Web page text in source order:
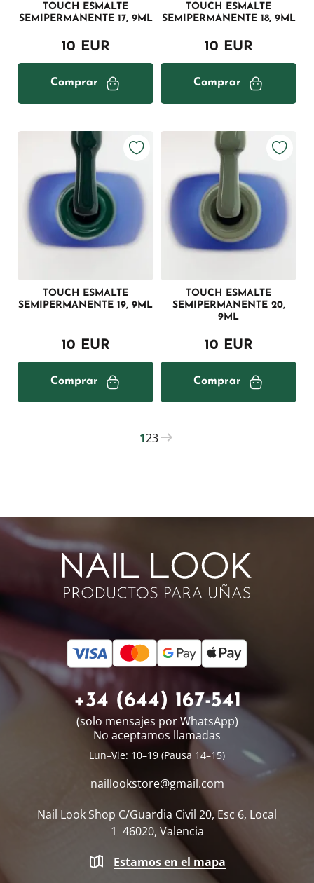
TOUCH ESMALTE
SEMIPERMANENTE 17, 9ML
10 EUR
Comprar
TOUCH ESMALTE
SEMIPERMANENTE 18, 9ML
10 EUR
Comprar
TOUCH ESMALTE
SEMIPERMANENTE 19, 9ML
10 EUR
Comprar
TOUCH ESMALTE
SEMIPERMANENTE 20,
9ML
10 EUR
Comprar
Current
1
Página
2
Página
3
+34 (644) 167-541
(solo mensajes por WhatsApp)
No aceptamos llamadas
Lun–Vie: 10–19 (Pausa 14–15)
naillookstore@gmail.com
Nail Look Shop C/Guardia Civil 20, Esc 6, Local
1 46020, Valencia
Estamos en el mapa